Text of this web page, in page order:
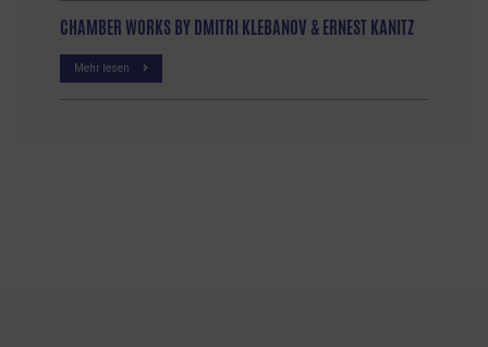
CHAMBER WORKS BY DMITRI KLEBANOV & ERNEST KANITZ
Mehr lesen